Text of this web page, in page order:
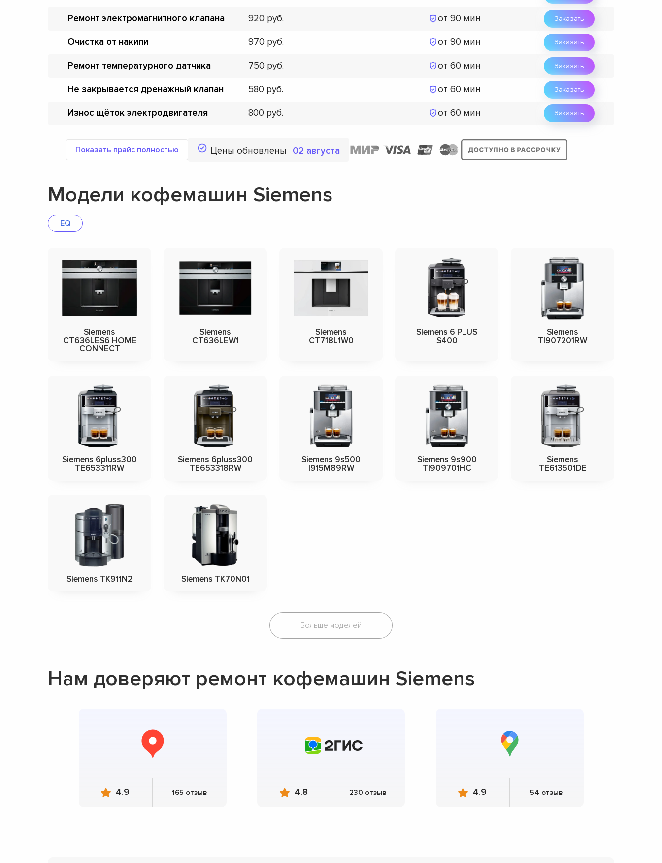
Ремонт электромагнитного клапана 920 от 90 мин Заказать
Очистка от накипи 970 от 90 мин Заказать
Ремонт температурного датчика 750 от 60 мин Заказать
Не закрывается дренажный клапан 580 от 60 мин Заказать
Износ щёток электродвигателя 800 от 60 мин Заказать
Показать прайс полностью Цены обновлены 02 августа
Модели кофемашин Siemens
EQ
Siemens
CT636LES6 HOME
CONNECT
Siemens
CT636LEW1
Siemens
CT718L1W0
Siemens 6 PLUS
S400
Siemens
TI907201RW
Siemens 6pluss300
TE653311RW
Siemens 6pluss300
TE653318RW
Siemens 9s500
I915M89RW
Siemens 9s900
TI909701HC
Siemens
TE613501DE
Siemens TK911N2 Siemens TK70N01
Больше моделей
Нам доверяют ремонт кофемашин Siemens
4.9 165 отзыв 4.8 230 отзыв 4.9 54 отзыв